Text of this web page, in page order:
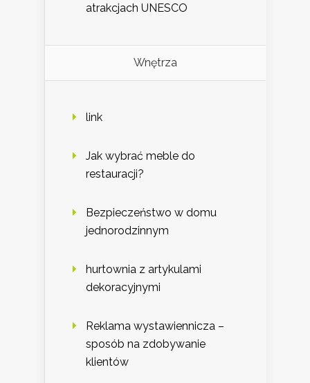
atrakcjach UNESCO
Wnętrza
link
Jak wybrać meble do
restauracji?
Bezpieczeństwo w domu
jednorodzinnym
hurtownia z artykulami
dekoracyjnymi
Reklama wystawiennicza –
sposób na zdobywanie
klientów